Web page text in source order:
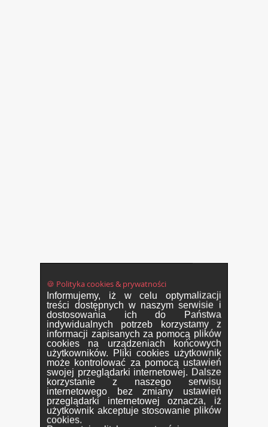
🍪 Polityka cookies & prywatności
Informujemy, iż w celu optymalizacji
treści dostępnych w naszym serwisie i
dostosowania ich do Państwa
indywidualnych potrzeb korzystamy z
informacji zapisanych za pomocą plików
cookies na urządzeniach końcowych
użytkowników. Pliki cookies użytkownik
może kontrolować za pomocą ustawień
swojej przeglądarki internetowej. Dalsze
korzystanie z naszego serwisu
internetowego bez zmiany ustawień
przeglądarki internetowej oznacza, iż
użytkownik akceptuje stosowanie plików
cookies.